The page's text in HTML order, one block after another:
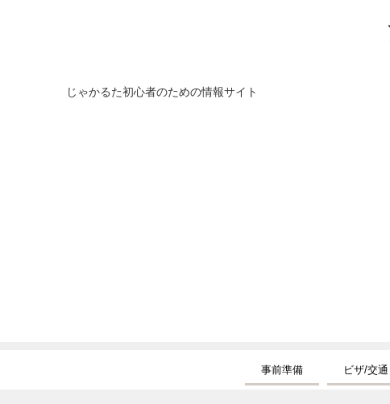
じゃかるた初心者のための情報サイト
事前準備 ビザ/交通